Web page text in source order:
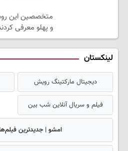
متخصصین این
و پهلو معرفی
لینکستان
دیجیتال مارکتینگ رویش
فیلم و سریال آنلاین شب بین
امشو | جدیدترین